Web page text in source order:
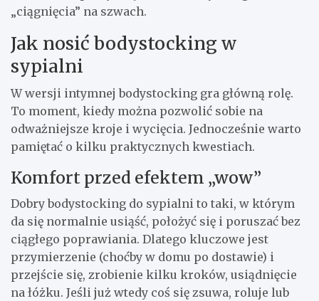
„ciągnięcia” na szwach.
Jak nosić bodystocking w
sypialni
W wersji intymnej bodystocking gra główną rolę.
To moment, kiedy można pozwolić sobie na
odważniejsze kroje i wycięcia. Jednocześnie warto
pamiętać o kilku praktycznych kwestiach.
Komfort przed efektem „wow”
Dobry bodystocking do sypialni to taki, w którym
da się normalnie usiąść, położyć się i poruszać bez
ciągłego poprawiania. Dlatego kluczowe jest
przymierzenie (choćby w domu po dostawie) i
przejście się, zrobienie kilku kroków, usiądnięcie
na łóżku. Jeśli już wtedy coś się zsuwa, roluje lub